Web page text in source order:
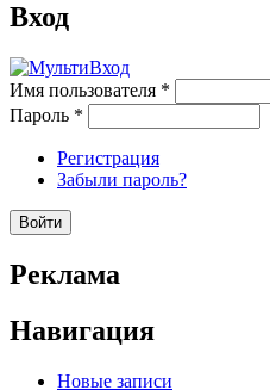
Вход
Имя пользователя *
Пароль *
Регистрация
Забыли пароль?
Реклама
Навигация
Новые записи